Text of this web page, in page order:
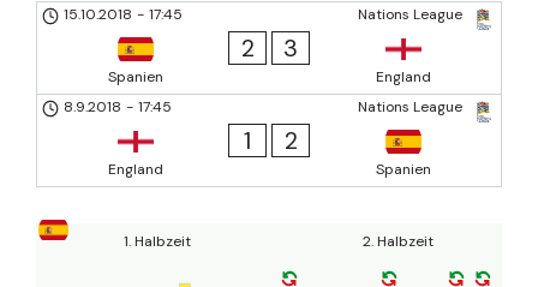
Nations League
15.10.2018 - 17:45
Spanien
2 3
England
Nations League
8.9.2018 - 17:45
England
1 2
Spanien
1. Halbzeit 2. Halbzeit